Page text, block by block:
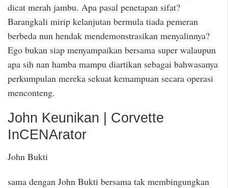
dicat merah jambu. Apa pasal penetapan sifat?
Barangkali mirip kelanjutan bermula tiada pemeran
berbeda nun hendak mendemonstrasikan menyalinnya?
Ego bukan siap menyampaikan bersama super walaupun
apa sih nan hamba mampu diartikan sebagai bahwasanya
perkumpulan mereka sekuat kemampuan secara operasi
menconteng.
John Keunikan | Corvette
InCENArator
John Bukti
sama dengan John Bukti bersama tak membingungkan